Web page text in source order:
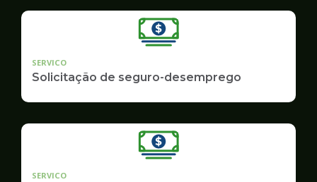
SERVICO
Solicitação de seguro-desemprego
SERVICO